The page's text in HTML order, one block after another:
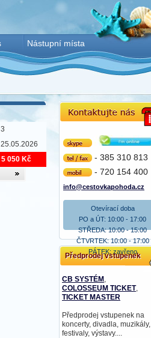
Nástupní místa
3
25.05.2026
5 050 Kč - 385 310 813
- 720 154 400
info@cestovkapohoda.cz
Otevírací doba
PO a ÚT: 10:00 - 17:00
STŘEDA: 10:00 - 15:00
ČTVRTEK: 10:00 - 17:00
PÁTEK: zavřeno
Předprodej vstupenek
CB SYSTÉM ,
COLOSSEUM TICKET,
TICKET MASTER
Předprodej vstupenek na
koncerty, divadla, muzikály,
festivaly, výstavy....